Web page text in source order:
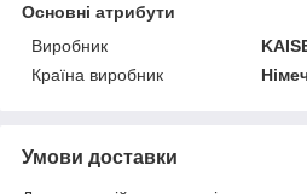
Основні атрибути
Виробник
Країна виробник
Умови доставки